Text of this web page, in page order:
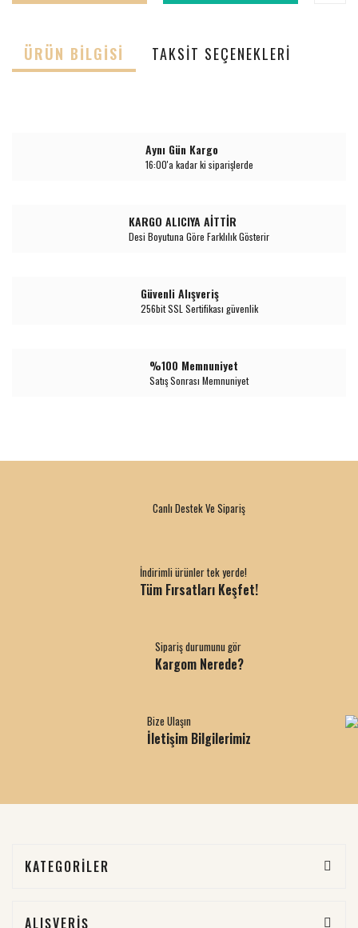
ÜRÜN BILGISI TAKSIT SEÇENEKLERI
Aynı Gün Kargo
16:00'a kadar ki siparişlerde
KARGO ALICIYA AİTTİR
Desi Boyutuna Göre Farklılık Gösterir
Güvenli Alışveriş
256bit SSL Sertifikası güvenlik
%100 Memnuniyet
Satış Sonrası Memnuniyet
Canlı Destek Ve Sipariş
İndirimli ürünler tek yerde!
Tüm Fırsatları Keşfet!
Sipariş durumunu gör
Kargom Nerede?
Bize Ulaşın
İletişim Bilgilerimiz
KATEGORİLER
ALIŞVERİŞ